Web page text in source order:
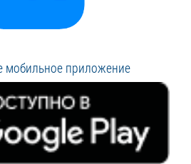
мобильное приложение